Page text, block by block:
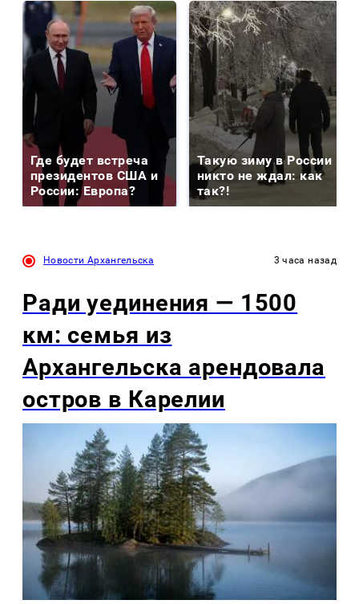
Где будет встреча
президентов США и
России: Европа?
Такую зиму в России
никто не ждал: как
так?!
Новости Архангельска 3 часа назад
Ради уединения — 1500
км: семья из
Архангельска арендовала
остров в Карелии